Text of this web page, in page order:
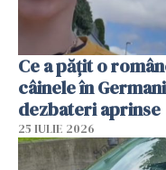
Ce a pățit o
câinele în
dezbateri aprinse
25 IULIE 2026